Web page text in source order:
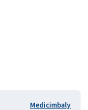
Medicimbaly